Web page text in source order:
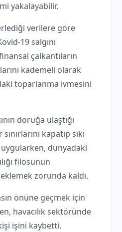
yakalayabilir.
verilere göre
19 salgını
çalkantıların
kademeli olarak
toparlanma ivmesini
doruğa ulaştığı
kapatıp sıkı
dünyadaki
filosunun
zorunda kaldı.
önüne geçmek için
havacılık sektöründe
işini kaybetti.